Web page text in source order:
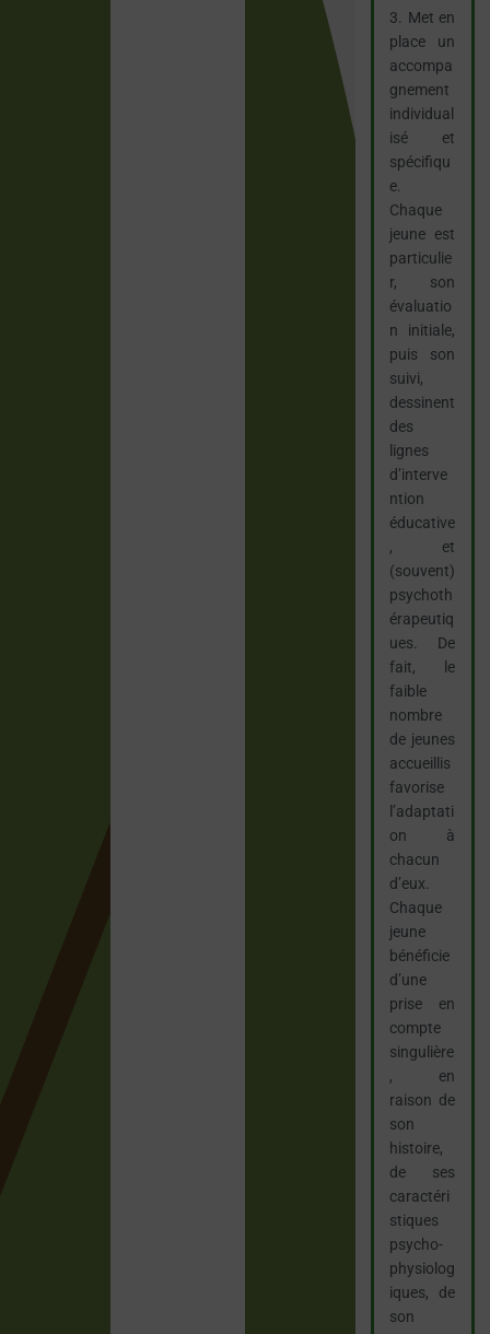
3. Met en
place un
accompa
gnement
individual
isé et
spécifiqu
e.
Chaque
jeune est
particulie
r, son
évaluatio
n initiale,
puis son
suivi,
dessinent
des
lignes
d’interve
ntion
éducative
, et
(souvent)
psychoth
érapeutiq
ues. De
fait, le
faible
nombre
de jeunes
accueillis
favorise
l’adaptati
on à
chacun
d’eux.
Chaque
jeune
bénéficie
d’une
prise en
compte
singulière
, en
raison de
son
histoire,
de ses
caractéri
stiques
psycho-
physiolog
iques, de
son